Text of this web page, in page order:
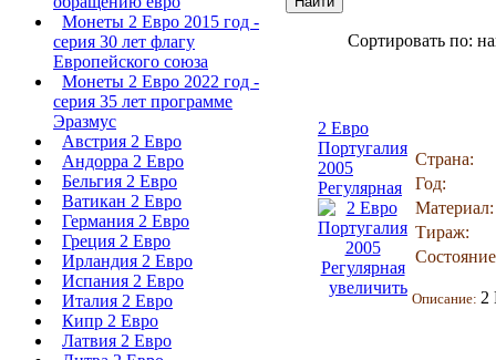
Монеты 2 Евро 2015 год -
серия 30 лет флагу
Европейского союза
Монеты 2 Евро 2022 год -
серия 35 лет программе
Эразмус
Австрия 2 Евро
Андорра 2 Евро
Бельгия 2 Евро
Ватикан 2 Евро
Германия 2 Евро
Греция 2 Евро
Ирландия 2 Евро
Испания 2 Евро
Италия 2 Евро
Кипр 2 Евро
Латвия 2 Евро
Сортировать по:
2 Евро
Португалия
2005
Регулярная
увеличить
Страна:
Год:
Материал:
Тираж:
Описание: 2